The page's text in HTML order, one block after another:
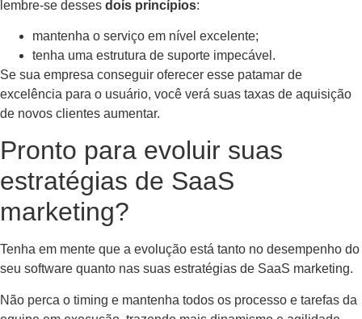
lembre-se desses dois princípios:
mantenha o serviço em nível excelente;
tenha uma estrutura de suporte impecável.
Se sua empresa conseguir oferecer esse patamar de
excelência para o usuário, você verá suas taxas de aquisição
de novos clientes aumentar.
Pronto para evoluir suas
estratégias de SaaS
marketing?
Tenha em mente que a evolução está tanto no desempenho do
seu software quanto nas suas estratégias de SaaS marketing.
Não perca o timing e mantenha todos os processo e tarefas da